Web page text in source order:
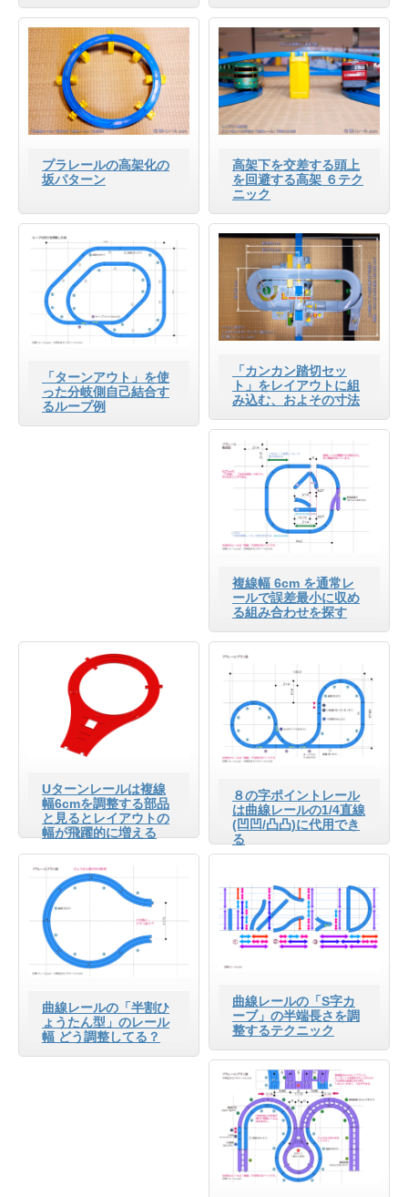
プラレールの高架化の
坂パターン
高架下を交差する頭上
を回避する高架 ６テク
ニック
「ターンアウト」を使
った分岐側自己結合す
るループ例
「カンカン踏切セッ
ト」をレイアウトに組
み込む、およその寸法
複線幅 6cm を通常レ
ールで誤差最小に収め
る組み合わせを探す
Uターンレールは複線
幅6cmを調整する部品
と見るとレイアウトの
幅が飛躍的に増える
８の字ポイントレール
は曲線レールの1/4直線
(凹凹/凸凸)に代用でき
る
曲線レールの「半割ひ
ょうたん型」のレール
幅 どう調整してる？
曲線レールの「S字カ
ーブ」の半端長さを調
整するテクニック